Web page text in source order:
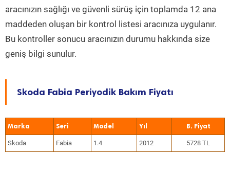
aracınızın sağlığı ve güvenli sürüş için toplamda 12 ana
maddeden oluşan bir kontrol listesi aracınıza uygulanır.
Bu kontroller sonucu aracınızın durumu hakkında size
geniş bilgi sunulur.
Skoda Fabia Periyodik Bakım Fiyatı
Marka Seri Model Yıl
Skoda Fabia 1.4 2012 5728 TL